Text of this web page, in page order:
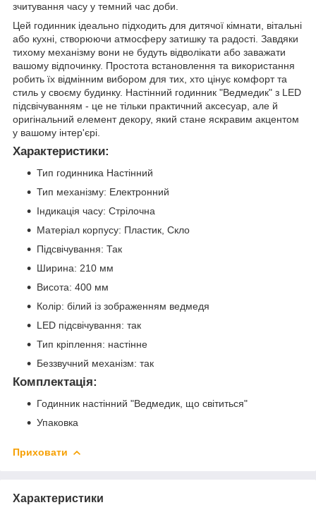
зчитування часу у темний час доби.
Цей годинник ідеально підходить для дитячої кімнати, вітальні
або кухні, створюючи атмосферу затишку та радості. Завдяки
тихому механізму вони не будуть відволікати або заважати
вашому відпочинку. Простота встановлення та використання
робить їх відмінним вибором для тих, хто цінує комфорт та
стиль у своєму будинку. Настінний годинник "Ведмедик" з LED
підсвічуванням - це не тільки практичний аксесуар, але й
оригінальний елемент декору, який стане яскравим акцентом
у вашому інтер'єрі.
Характеристики:
Тип годинника Настінний
Тип механізму: Електронний
Індикація часу: Стрілочна
Матеріал корпусу: Пластик, Скло
Підсвічування: Так
Ширина: 210 мм
Висота: 400 мм
Колір: білий із зображенням ведмедя
LED підсвічування: так
Тип кріплення: настінне
Беззвучний механізм: так
Комплектація:
Годинник настінний "Ведмедик, що світиться"
Упаковка
Приховати
Характеристики